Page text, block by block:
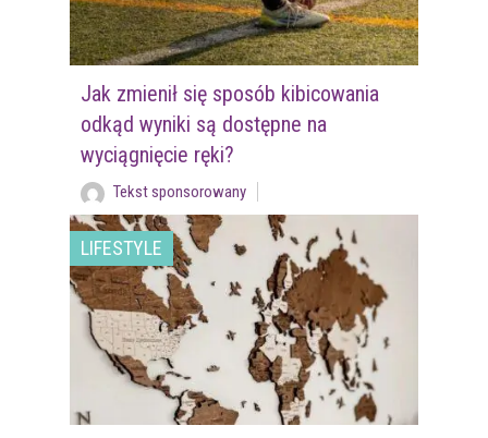
Jak zmienił się sposób kibicowania
odkąd wyniki są dostępne na
wyciągnięcie ręki?
Tekst sponsorowany
LIFESTYLE